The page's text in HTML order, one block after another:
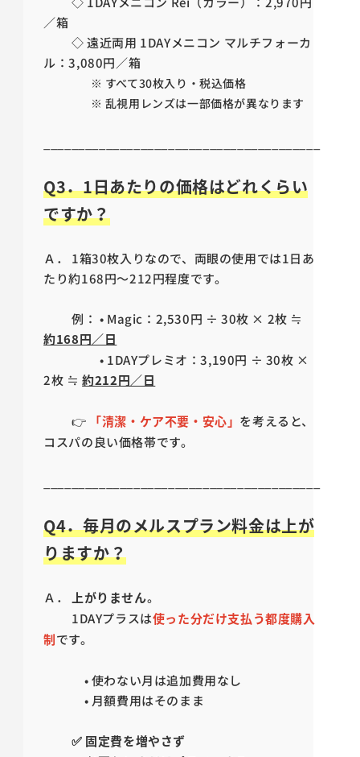
／箱
◇ 遠近両用 1DAYメニコン マルチフォーカ
ル：3,080円／箱
※ すべて30枚入り・税込価格
※ 乱視用レンズは一部価格が異なります
Q3．1日あたりの価格はどれくらい
ですか？
Ａ． 1箱30枚入りなので、両眼の使用では1日あ
たり約168円〜212円程度です。
例： • Magic：2,530円 ÷ 30枚 × 2枚 ≒
約168円／日
• 1DAYプレミオ：3,190円 ÷ 30枚 ×
2枚 ≒約212円／日
👉 「清潔・ケア不要・安心」 を考えると、
コスパの良い価格帯です。
Q4．毎月のメルスプラン料金は上が
りますか？
Ａ． 上がりません。
1DAYプラスは使った分だけ支払う都度購入
制です。
• 使わない月は追加費用なし
• 月額費用はそのまま
✅ 固定費を増やさず